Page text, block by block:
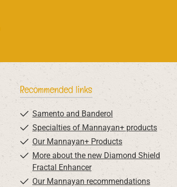
Recommended links
Samento and Banderol
Specialties of Mannayan+ products
Our Mannayan+ Products
More about the new Diamond Shield
Fractal Enhancer
Our Mannayan recommendations